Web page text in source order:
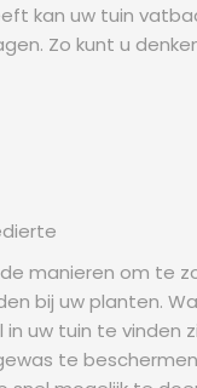
kan uw tuin
Zo kunt u
manieren om te
bij uw planten.
uw tuin te vinden
te